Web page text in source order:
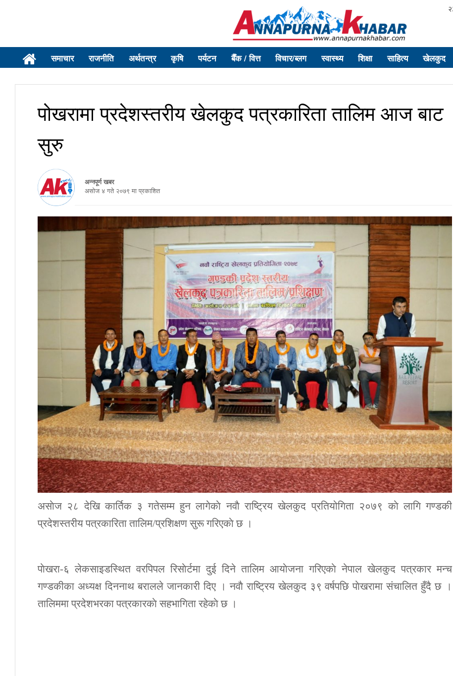
समाचार राजनीति अर्थतन्त्र कृषि पर्यटन बैँक / वित्त विचार/ब्लग स्वास्थ्य शिक्षा साहित्य खेलकुद
पोखरामा प्रदेशस्तरीय खेलकुद पत्रकारिता तालिम आज बाट
सुरु
अन्नपूर्ण खबर
असाेज ४ गते २०७९ मा प्रकाशित
असाेज २८ देखि कार्तिक ३ गतेसम्म हुन लागेकाे नवाै राष्ट्रिय खेलकुद प्रतियोगिता २०७९ काे लागि गण्डकी
प्रदेशस्तरीय पत्रकारिता तालिम/प्रशिक्षण सुरू गरिएकाे छ ।
पाेखरा-६ लेकसाइडस्थित वरपिपल रिसाेर्टमा दुई दिने तालिम आयाेजना गरिएकाे नेपाल खेलकुद पत्रकार मन्च
गण्डकीका अध्यक्ष दिननाथ बरालले जानकारी दिए । नवाै राष्ट्रिय खेलकुद ३९ वर्षपछि पाेखरामा संचालित हुँदै छ ।
तालिममा प्रदेशभरका पत्रकारकाे सहभागिता रहेकाे छ ।